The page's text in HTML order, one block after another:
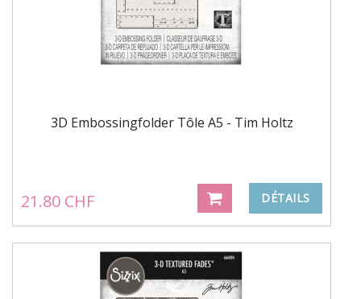
3D Embossingfolder Tôle A5 - Tim Holtz
21.80 CHF DÉTAILS